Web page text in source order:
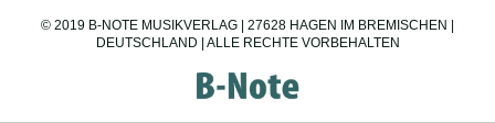
© 2019 B-NOTE MUSIKVERLAG | 27628 HAGEN IM BREMISCHEN |
DEUTSCHLAND | ALLE RECHTE VORBEHALTEN